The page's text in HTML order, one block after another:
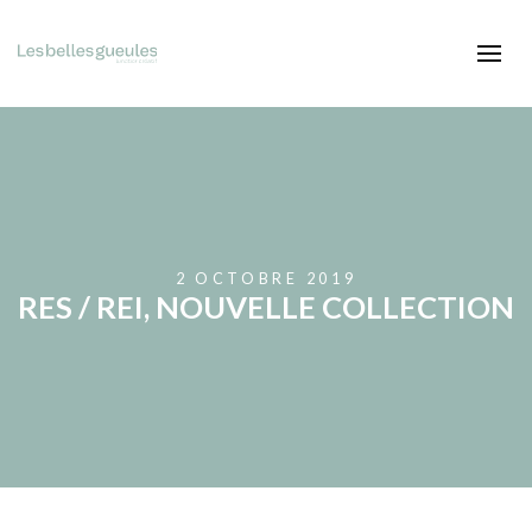
2 OCTOBRE 2019
RES / REI, NOUVELLE COLLECTION